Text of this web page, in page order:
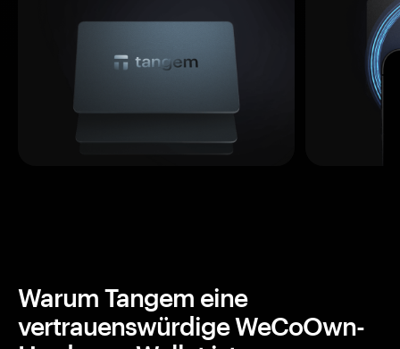
Warum Tangem eine
vertrauenswürdige WeCoOwn-